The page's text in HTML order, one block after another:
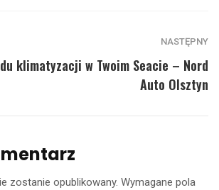
NASTĘPNY
klimatyzacji w Twoim Seacie – Nord
Auto Olsztyn
zostanie opublikowany. Wymagane pola